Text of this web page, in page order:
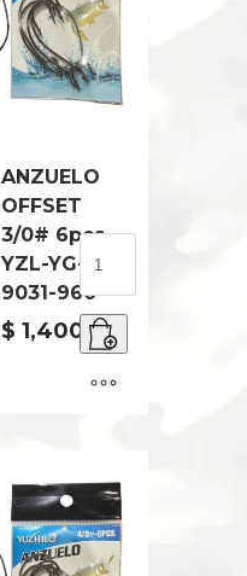
ANZUELO
OFFSET
3/0# 6pcs
YZL-YG-
9031-960
$ 1,400.00
ANZUELO
OFFSET
3/0#
6pcs
YZL-
YG-